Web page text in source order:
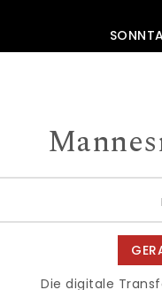
Die digitale